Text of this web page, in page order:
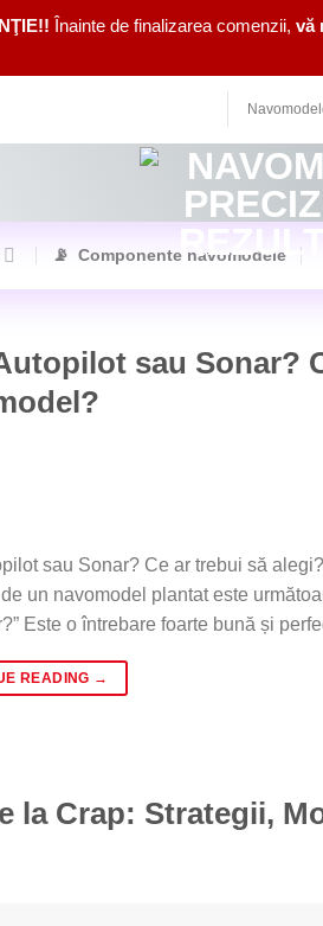
Înainte de finalizarea comenzii, vă
📡 Componente navomodele
sau Sonar?
sau Sonar? Ce ar trebui să
un navomodel plantat este
Este o întrebare foarte bună și
READING →
la Crap: Strategii,